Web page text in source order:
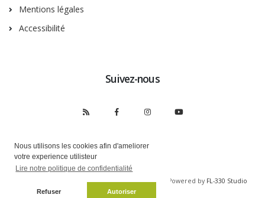
Nous utilisons les cookies afin d'ameliorer
votre experience utilisteur
Lire notre politique de confidentialité
Refuser Autoriser
Mentions légales
Accessibilité
Suivez-nous
Copyright © Musée de Nogent-sur-Marne 2026 | Powered by FL-330 Studio